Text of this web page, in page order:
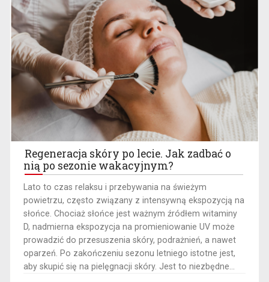
Regeneracja skóry po lecie. Jak zadbać o
nią po sezonie wakacyjnym?
Lato to czas relaksu i przebywania na świeżym
powietrzu, często związany z intensywną ekspozycją na
słońce. Chociaż słońce jest ważnym źródłem witaminy
D, nadmierna ekspozycja na promieniowanie UV może
prowadzić do przesuszenia skóry, podrażnień, a nawet
oparzeń. Po zakończeniu sezonu letniego istotne jest,
aby skupić się na pielęgnacji skóry. Jest to niezbędne...